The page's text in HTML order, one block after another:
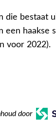
die bestaat
haakse
voor 2022).
door